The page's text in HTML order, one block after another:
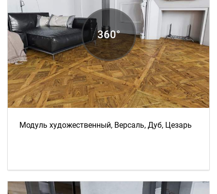
Модуль художественный, Версаль, Дуб, Цезарь